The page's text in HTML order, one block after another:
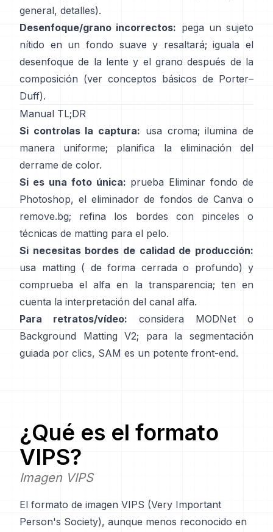
general, detalles).
Desenfoque/grano incorrectos: pega un sujeto
nítido en un fondo suave y resaltará; iguala el
desenfoque de la lente y el grano después de la
composición (ver conceptos básicos de Porter–
Duff).
Manual TL;DR
Si controlas la captura: usa croma; ilumina de
manera uniforme; planifica la
eliminación del
derrame de color.
Si es una foto única: prueba Eliminar fondo de
Photoshop, eleliminador de fondos de Canva o
remove.bg; refina los bordes con pinceles o
técnicas de matting para el pelo.
Si necesitas bordes de calidad de producción:
usa matting ( de forma cerrada o profundo) y
comprueba el alfa en la transparencia; ten en
cuenta la interpretación del canal alfa.
Para retratos/vídeo: considera MODNet o
Background Matting V2; para la segmentación
guiada por clics, SAM es un potente front-end.
¿Qué es el formato
VIPS?
Imagen VIPS
El formato de imagen VIPS (Very Important
Person's Society), aunque menos reconocido en